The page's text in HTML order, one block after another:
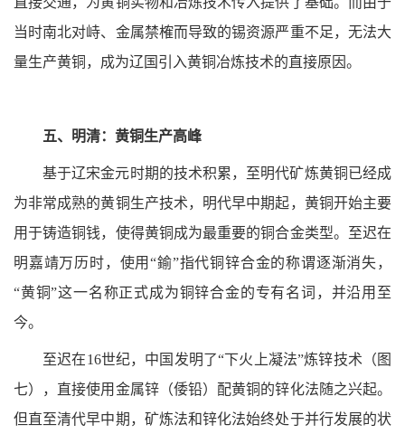
当时南北对峙、金属禁榷而导致的锡资源严重不足，无法大
量生产黄铜，成为辽国引入黄铜冶炼技术的直接原因。
五、明清：黄铜生产高峰‍
基于辽宋金元时期的技术积累，至明代矿炼黄铜已经成
为非常成熟的黄铜生产技术，明代早中期起，黄铜开始主要
用于铸造铜钱，使得黄铜成为最重要的铜合金类型。至迟在
明嘉靖万历时，使用“鍮”指代铜锌合金的称谓逐渐消失，
“黄铜”这一名称正式成为铜锌合金的专有名词，并沿用至
今。
至迟在16世纪，中国发明了“下火上凝法”炼锌技术（图
七），直接使用金属锌（倭铅）配黄铜的锌化法随之兴起。
但直至清代早中期，矿炼法和锌化法始终处于并行发展的状